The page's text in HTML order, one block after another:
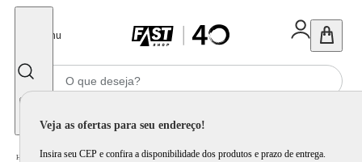
Menu
Veja as ofertas para seu endereço!
Insira seu CEP e confira a disponibilidade dos produtos e prazo de entrega.
Home Utilidade Doméstica Cozinha / Utensílio de Preparo